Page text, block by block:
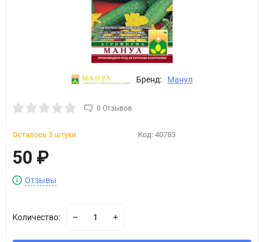
Бренд: Манул
0 Отзывов
Осталось 3 штуки Код: 40783
50 ₽
Отзывы
Количество: